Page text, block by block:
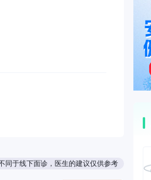
同于线下面诊，医生的建议仅供参考